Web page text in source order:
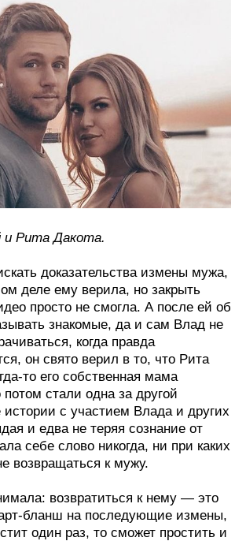
и Рита Дакота.
доказательства измены мужа,
деле ему верила, но закрыть
просто не смогла. А после ей об
знакомые, да и сам Влад не
когда правда
он свято верил в то, что Рита
то его собственная мама
стали одна за другой
с участием Влада и других
и едва не теряя сознание от
себе слово никогда, ни при каких
возвращаться к мужу.
возвратиться к нему — это
бланш на последующие измены,
один раз, то сможет простить и